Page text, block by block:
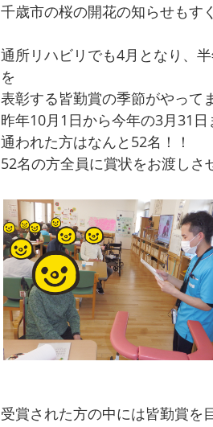
千歳市の桜の開花の知らせもす
通所リハビリでも4月となり、
を
表彰する皆勤賞の季節がやって
昨年10月1日から今年の3月31
通われた方はなんと52名！！
52名の方全員に賞状をお渡しさ
受賞された方の中には皆勤賞を